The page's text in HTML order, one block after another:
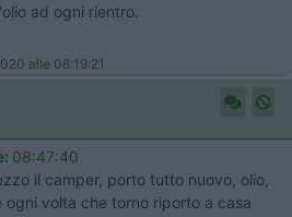
ad ogni rientro.
alle 08:19:21
08:47:40
il camper, porto tutto nuovo, olio,
volta che torno riporto a casa